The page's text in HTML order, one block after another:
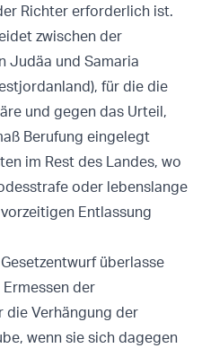
Richter erforderlich ist.
zwischen der
Judäa und Samaria
für die die
und gegen das Urteil,
Berufung eingelegt
im Rest des Landes, wo
oder lebenslange
Entlassung
überlasse
der
die Verhängung der
wenn sie sich dagegen